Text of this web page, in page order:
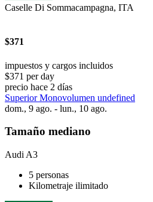
Caselle Di Sommacampagna, ITA
$371
impuestos y cargos incluidos
$371 per day
precio hace 2 días
Superior Monovolumen undefined
dom., 9 ago. - lun., 10 ago.
Tamaño mediano
Audi A3
5 personas
Kilometraje ilimitado